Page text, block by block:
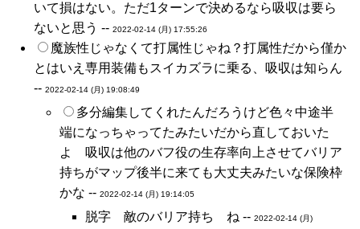
いて損はない。ただ1ターンで決めるなら吸収は要ら
ないと思う -- 2022-02-14 (月) 17:55:26
魔族性じゃなくて打属性じゃね？打属性だから僅か
とはいえ専用装備もスイカズラに乗る、吸収は知らん
-- 2022-02-14 (月) 19:08:49
多分編集してくれたんだろうけど色々中途半
端になっちゃってたみたいだから直しておいた
よ 吸収は他のバフ役の生存率向上させてバリア
持ちがマップ後半に来ても大丈夫みたいな保険枠
かな -- 2022-02-14 (月) 19:14:05
脱字 敵のバリア持ち ね -- 2022-02-14 (月)